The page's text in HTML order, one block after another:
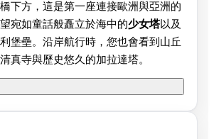
下方，這是第一座連接歐洲與亞洲的
宛如童話般矗立於海中的少女塔以及
堡壘。沿岸航行時，您也會看到山丘
真寺與歷史悠久的加拉達塔。